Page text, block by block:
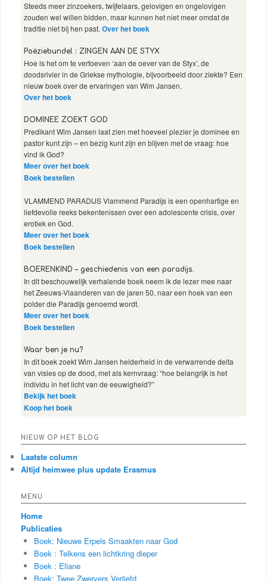
Steeds meer zinzoekers, twijfelaars, gelovigen en ongelovigen
zouden wel willen bidden, maar kunnen het niet meer omdat de
traditie niet bij hen past. Over het boek
Poëziebundel : ZINGEN AAN DE STYX
Hoe is het om te vertoeven ‘aan de oever van de Styx’, de
doodsrivier in de Griekse mythologie, bijvoorbeeld door ziekte? Een
nieuw boek over de ervaringen van Wim Jansen.
Over het boek
DOMINEE ZOEKT GOD
Predikant Wim Jansen laat zien met hoeveel plezier je dominee en
pastor kunt zijn – en bezig kunt zijn en blijven met de vraag: hoe
vind ik God?
Meer over het boek
Boek bestellen
VLAMMEND PARADIJS Vlammend Paradijs is een openhartige en
liefdevolle reeks bekentenissen over een adolescente crisis, over
erotiek en God.
Meer over het boek
Boek bestellen
BOERENKIND – geschiedenis van een paradijs.
In dit beschouwelijk verhalende boek neem ik de lezer mee naar
het Zeeuws-Vlaanderen van de jaren 50, naar een hoek van een
polder die Paradijs genoemd wordt.
Meer over het boek
Boek bestellen
Waar ben je nu?
In dit boek zoekt Wim Jansen helderheid in de verwarrende delta
van visies op de dood, met als kernvraag: “hoe belangrijk is het
individu in het licht van de eeuwigheid?”
Bekijk het boek
Koop het boek
NIEUW OP HET BLOG
Laatste column
Altijd heimwee plus update Erasmus
MENU
Home
Publicaties
Boek: Nieuwe Erpels Smaakten naar God
Boek : Telkens een lichtkring dieper
Boek : Eliane
Boek: Twee Zwervers Verliefd